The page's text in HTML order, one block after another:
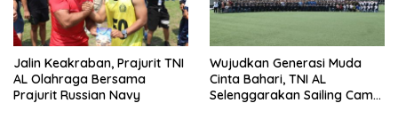
Jalin Keakraban, Prajurit TNI
AL Olahraga Bersama
Prajurit Russian Navy
Wujudkan Generasi Muda
Cinta Bahari, TNI AL
Selenggarakan Sailing Camp